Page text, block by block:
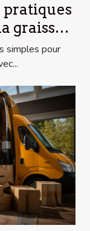
pratiques
graisse
simples pour